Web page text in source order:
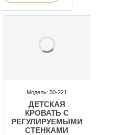
Модель: 50-221
ДЕТСКАЯ
КРОВАТЬ С
РЕГУЛИРУЕМЫМИ
СТЕНКАМИ